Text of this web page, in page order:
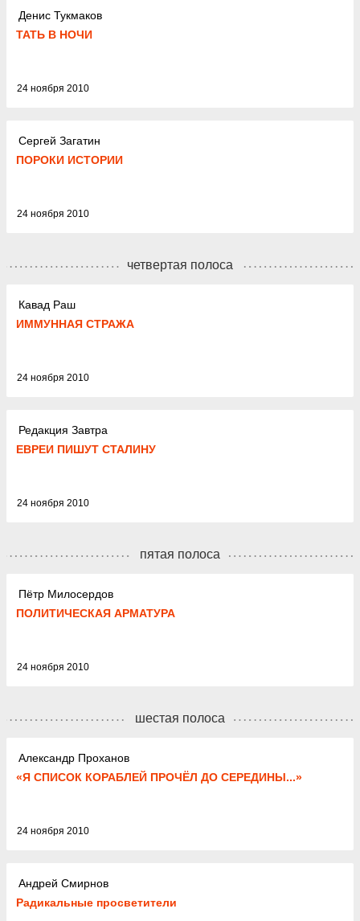
Денис Тукмаков
ТАТЬ В НОЧИ
24 ноября 2010
Сергей Загатин
ПОРОКИ ИСТОРИИ
24 ноября 2010
четвертая полоса
Кавад Раш
ИММУННАЯ СТРАЖА
24 ноября 2010
Редакция Завтра
ЕВРЕИ ПИШУТ СТАЛИНУ
24 ноября 2010
пятая полоса
Пётр Милосердов
ПОЛИТИЧЕСКАЯ АРМАТУРА
24 ноября 2010
шестая полоса
Александр Проханов
«Я СПИСОК КОРАБЛЕЙ ПРОЧЁЛ ДО СЕРЕДИНЫ...»
24 ноября 2010
Андрей Смирнов
Радикальные просветители